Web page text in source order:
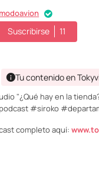
Suscribirse 11
Tu contenido en
"¿Qué hay en la
#siroko
completo aquí: